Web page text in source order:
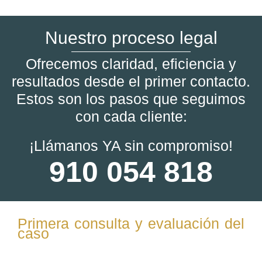
Nuestro proceso legal
Ofrecemos claridad, eficiencia y
resultados desde el primer contacto.
Estos son los pasos que seguimos
con cada cliente:
¡Llámanos YA sin compromiso!
910 054 818
Primera consulta y evaluación del
caso